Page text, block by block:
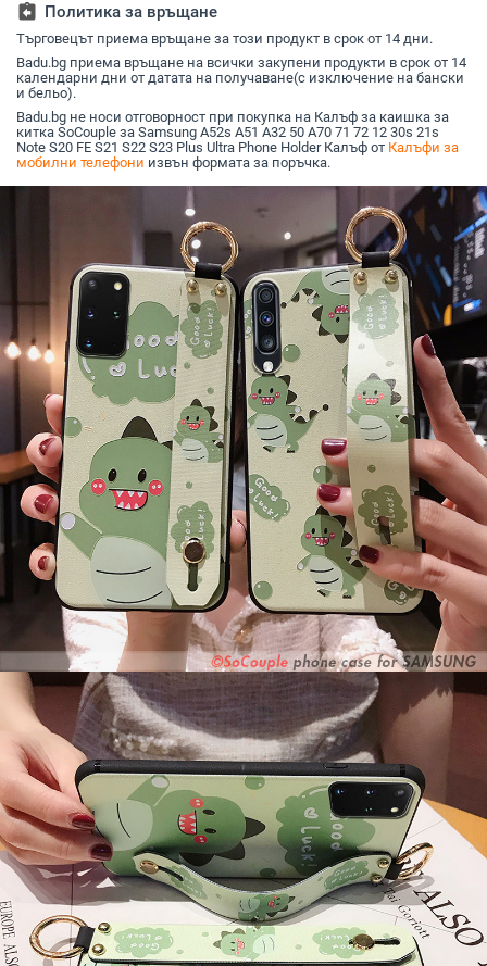
assignment_return Политика за връщане
Търговецът приема връщане за този продукт в срок от 14 дни.
Badu.bg приема връщане на всички закупени продукти в срок от 14
календарни дни от датата на получаване(с изключение на бански
и бельо).
Badu.bg не носи отговорност при покупка на Калъф за каишка за
китка SoCouple за Samsung A52s A51 A32 50 A70 71 72 12 30s 21s
Note S20 FE S21 S22 S23 Plus Ultra Phone Holder Калъф от Калъфи за
мобилни телефони извън формата за поръчка.